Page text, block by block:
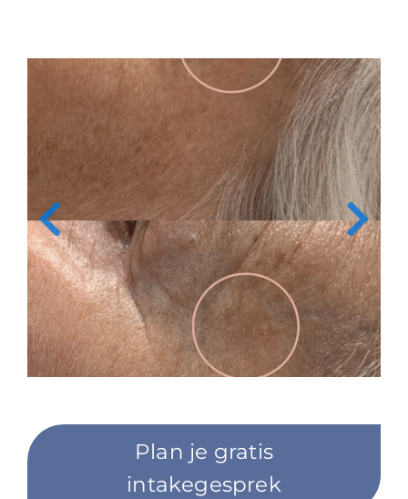
Plan je gratis
intakegesprek